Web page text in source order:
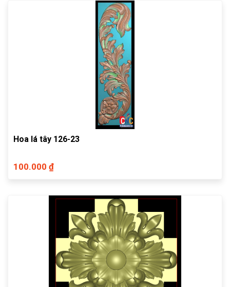
Hoa lá tây 126-23
100.000 ₫